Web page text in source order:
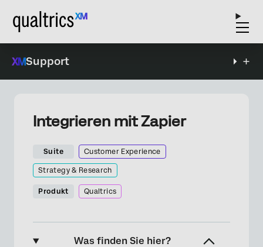
Support
Integrieren mit Zapier
Suite Customer Experience
Strategy & Research
Produkt Qualtrics
Was finden Sie hier?